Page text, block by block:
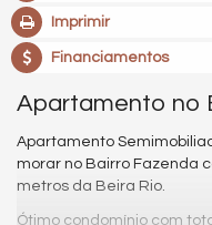
Imprimir
Financiamentos
Apartamento no
Apartamento
morar no Bairro Fazenda
metros da Beira Rio.
Ótimo condomínio com